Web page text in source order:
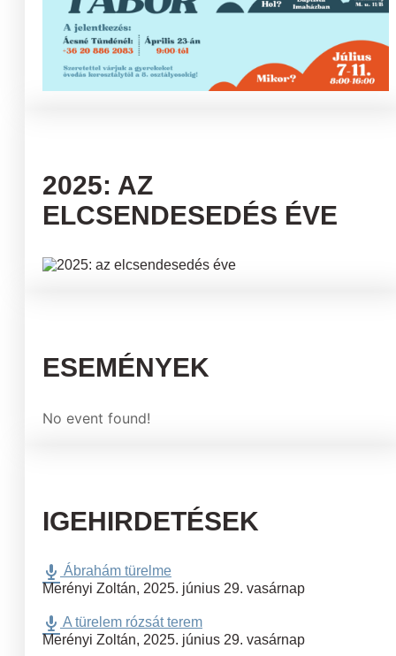
2025: AZ
ELCSENDESEDÉS ÉVE
ESEMÉNYEK
No event found!
IGEHIRDETÉSEK
Ábrahám türelme
Merényi Zoltán, 2025. június 29. vasárnap
A türelem rózsát terem
Merényi Zoltán, 2025. június 29. vasárnap